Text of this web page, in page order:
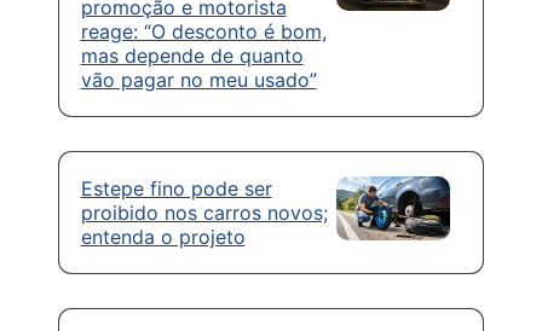
promoção e motorista
reage: “O desconto é bom,
mas depende de quanto
vão pagar no meu usado”
Estepe fino pode ser
proibido nos carros novos;
entenda o projeto